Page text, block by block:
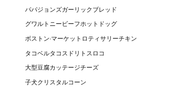
パパジョンズガーリックブレッド
グワルトニービーフホットドッグ
ボストン·マーケットロティサリーチキン
タコベルタコスドリトスロコ
大型豆腐カッテージチーズ
子犬クリスタルコーン